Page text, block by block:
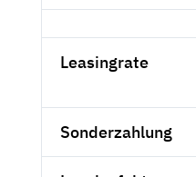
Leasingrate
Sonderzahlung